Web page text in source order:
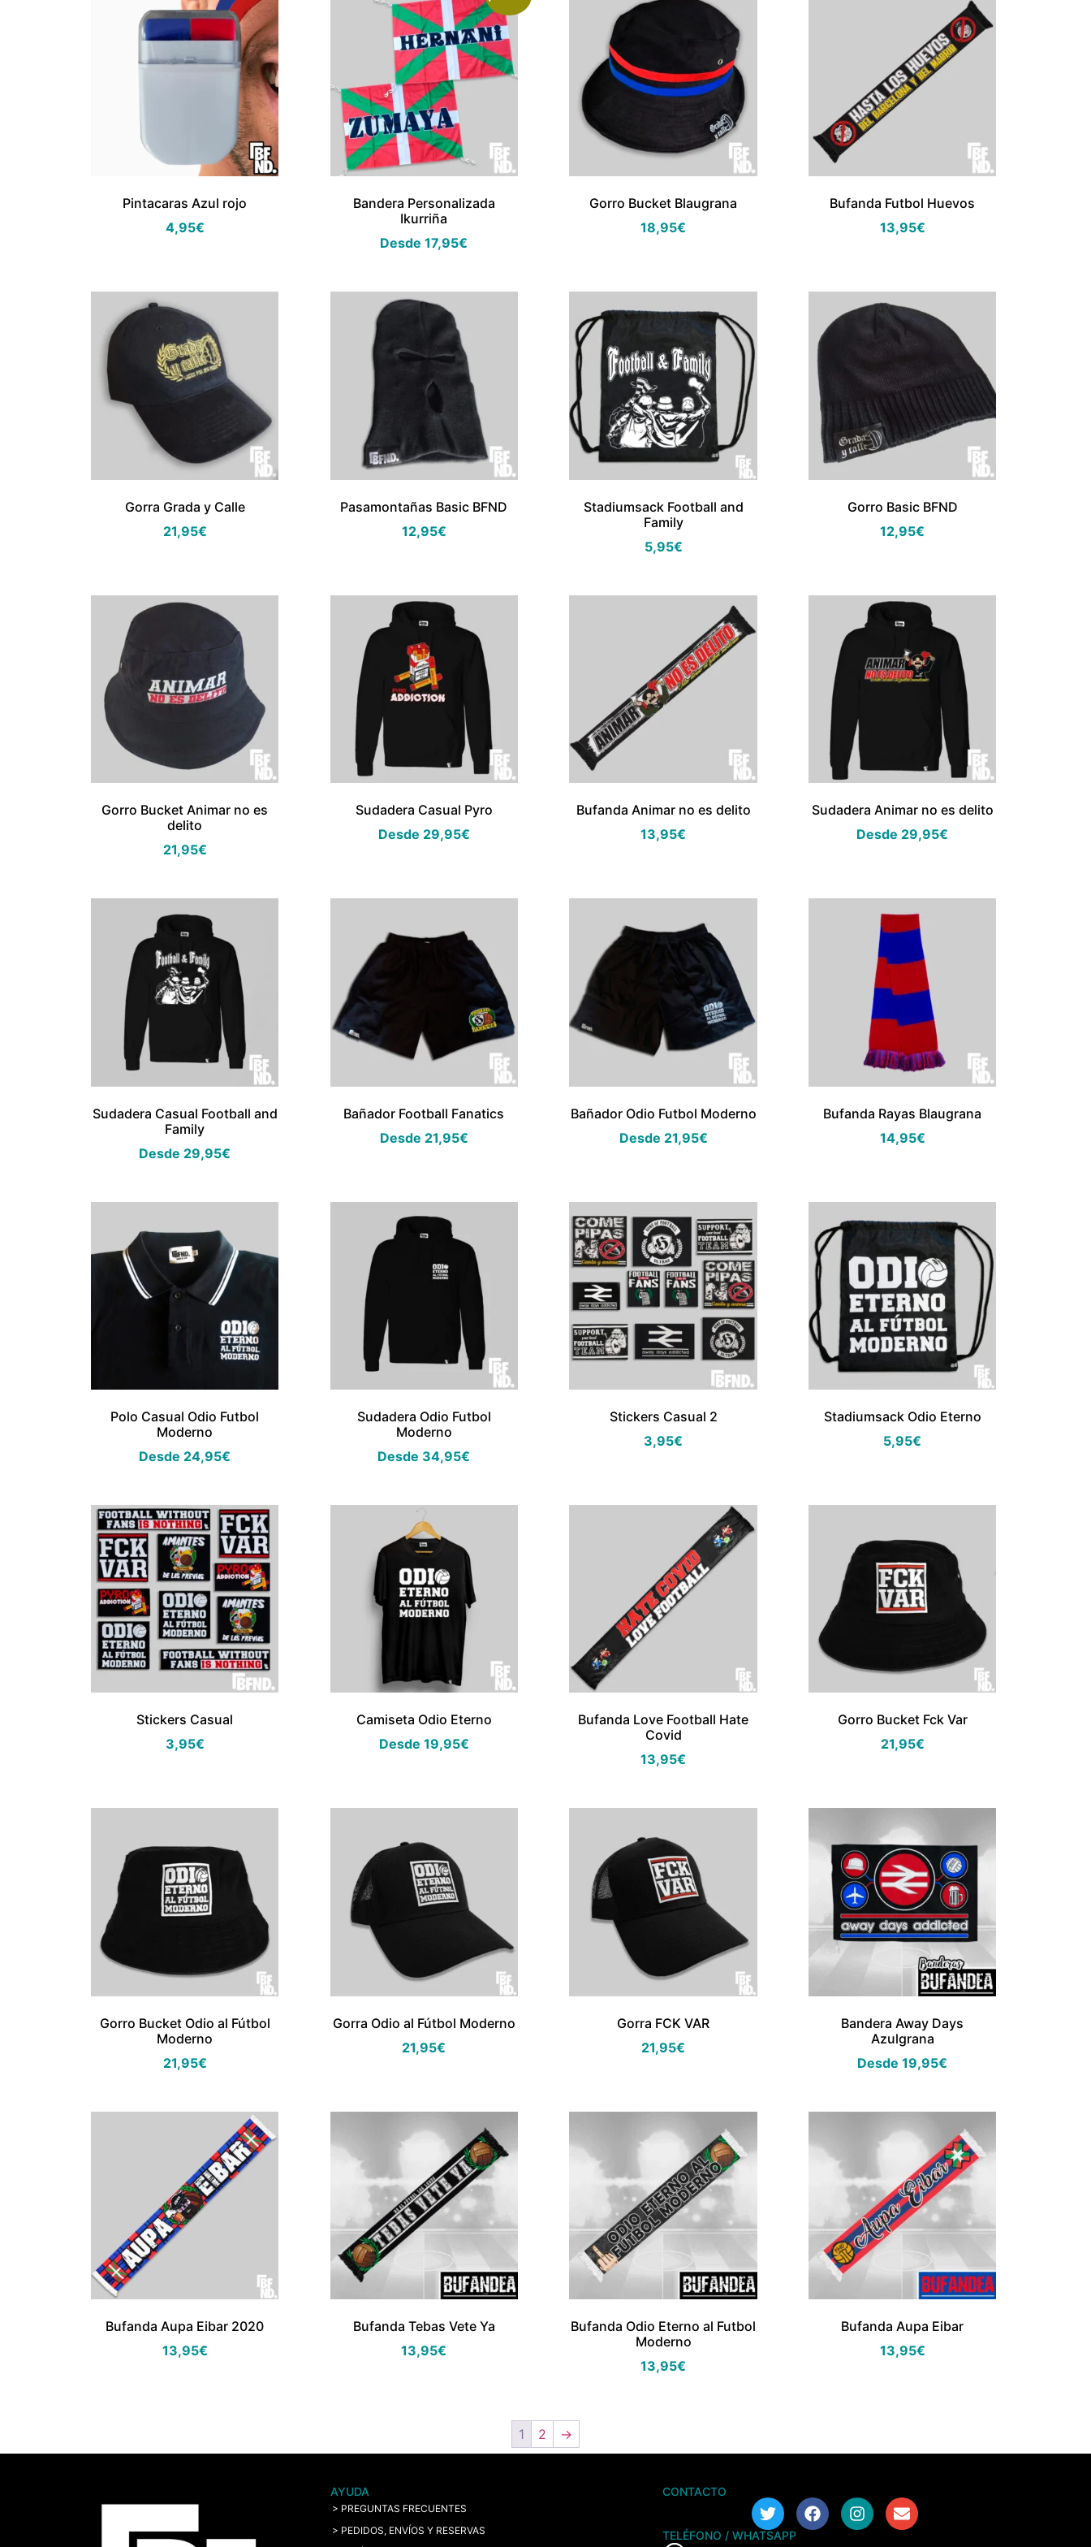
Pintacaras Azul rojo
4,95€
Bandera Personalizada
Ikurriña
Desde17,95€
Gorro Bucket Blaugrana
18,95€
Bufanda Futbol Huevos
13,95€
Gorra Grada y Calle
21,95€
Pasamontañas Basic BFND
12,95€
Stadiumsack Football and
Family
5,95€
Gorro Basic BFND
12,95€
Gorro Bucket Animar no es
delito
21,95€
Sudadera Casual Pyro
Desde 29,95€
Bufanda Animar no es delito
13,95€
Sudadera Animar no es delito
Desde 29,95€
Sudadera Casual Football and
Family
Desde 29,95€
Bañador Football Fanatics
Desde 21,95€
Bañador Odio Futbol Moderno
Desde 21,95€
Bufanda Rayas Blaugrana
14,95€
Polo Casual Odio Futbol
Moderno
Desde 24,95€
Sudadera Odio Futbol
Moderno
Desde 34,95€
Stickers Casual 2
3,95€
Stadiumsack Odio Eterno
5,95€
Stickers Casual
3,95€
Camiseta Odio Eterno
Desde 19,95€
Bufanda Love Football Hate
Covid
13,95€
Gorro Bucket Fck Var
21,95€
Gorro Bucket Odio al Fútbol
Moderno
21,95€
Gorra Odio al Fútbol Moderno
21,95€
Gorra FCK VAR
21,95€
Bandera Away Days
Azulgrana
Desde19,95€
Bufanda Aupa Eibar 2020
13,95€
Bufanda Tebas Vete Ya
13,95€
Bufanda Odio Eterno al Futbol
Moderno
13,95€
Bufanda Aupa Eibar
13,95€
1 2 →
AYUDA
> PREGUNTAS FRECUENTES
> PEDIDOS, ENVÍOS Y RESERVAS
CONTACTO
TELÉFONO / WHATSAPP